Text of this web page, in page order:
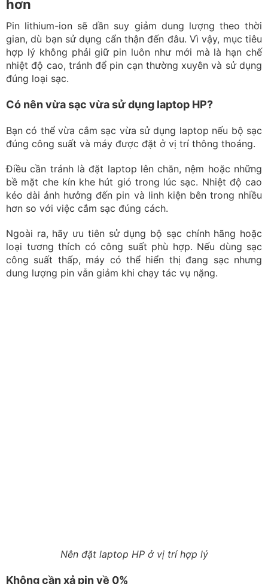
Có nên vừa sạc vừa sử dụng laptop HP?
Bạn có thể vừa cắm sạc vừa sử dụng laptop nếu bộ sạc
đúng công suất và máy được đặt ở vị trí thông thoáng.
Điều cần tránh là đặt laptop lên chăn, nệm hoặc những
bề mặt che kín khe hút gió trong lúc sạc. Nhiệt độ cao
kéo dài ảnh hưởng đến pin và linh kiện bên trong nhiều
hơn so với việc cắm sạc đúng cách.
Ngoài ra, hãy ưu tiên sử dụng bộ sạc chính hãng hoặc
loại tương thích có công suất phù hợp. Nếu dùng sạc
công suất thấp, máy có thể hiển thị đang sạc nhưng
dung lượng pin vẫn giảm khi chạy tác vụ nặng.
hợp HP Battery Health Manager trong BIOS để hạn chế